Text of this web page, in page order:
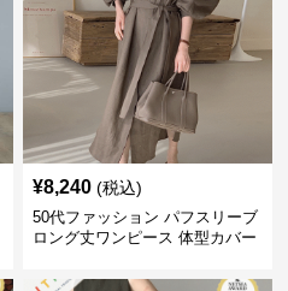
¥8,240 (税込)
50代ファッション パフスリーブ
ロング丈ワンピース 体型カバー